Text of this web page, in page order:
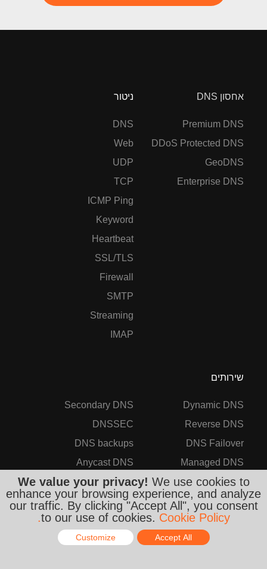
אחסון DNS
Premium DNS
DDoS Protected DNS
GeoDNS
Enterprise DNS
ניטור
DNS
Web
UDP
TCP
ICMP Ping
Keyword
Heartbeat
SSL/TLS
Firewall
SMTP
Streaming
IMAP
שירותים
Dynamic DNS
Reverse DNS
DNS Failover
Managed DNS
ניטור
Google Workspace
תעודות SSL
חניית דומיין
Secondary DNS
DNSSEC
DNS backups
Anycast DNS
הפניית דוא״ל
שמות דומיין
שרתי DNS פרטיים
DNS עבור TLD
We value your privacy! We use cookies to
enhance your browsing experience, and analyze
our traffic. By clicking "Accept All", you consent
to our use of cookies. Cookie Policy.
Accept All
Customize